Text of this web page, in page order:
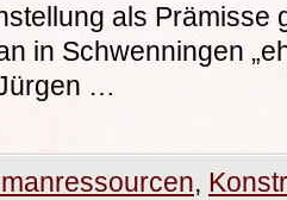
als Prämisse
in Schwenningen
…
,